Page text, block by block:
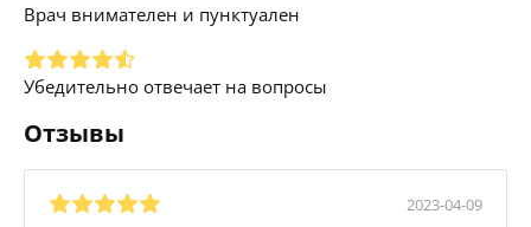
Врач внимателен и пунктуален
Убедительно отвечает на вопросы
Отзывы
2023-04-09